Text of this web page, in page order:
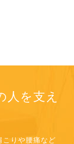
人を支え
こりや腰痛など